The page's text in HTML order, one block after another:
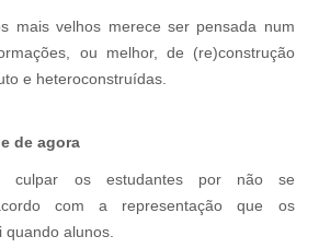
mais velhos merece ser pensada num
ou melhor, de (re)construção
e heteroconstruídas.
de agora
culpar os estudantes por não se
com a representação que os
quando alunos.